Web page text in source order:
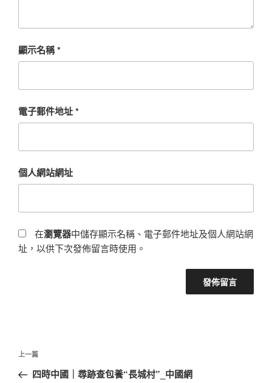
顯示名稱*
電子郵件地址*
個人網站網址
在瀏覽器中儲存顯示名稱、電子郵件地址及個人網站網
址，以供下次發佈留言時使用。
文
上
一
上一篇
四時中國｜尋跡查包養“長城村”_中國網